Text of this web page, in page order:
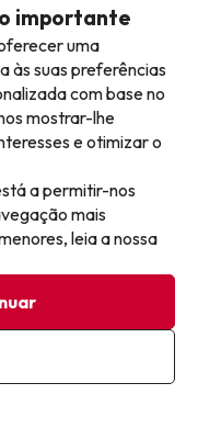
com os
há ar condicionado
há WiFi nem TV
muito pó preto,
para chegar
Tradução automática
7.7
ofertas!
Deixe o seu email
cuidada das
nunca mais
o seu consentimento
Jump2spain.com
importante
uma
às suas preferências
com base no
mostrar-lhe
e otimizar o
a permitir-nos
mais
leia a nossa